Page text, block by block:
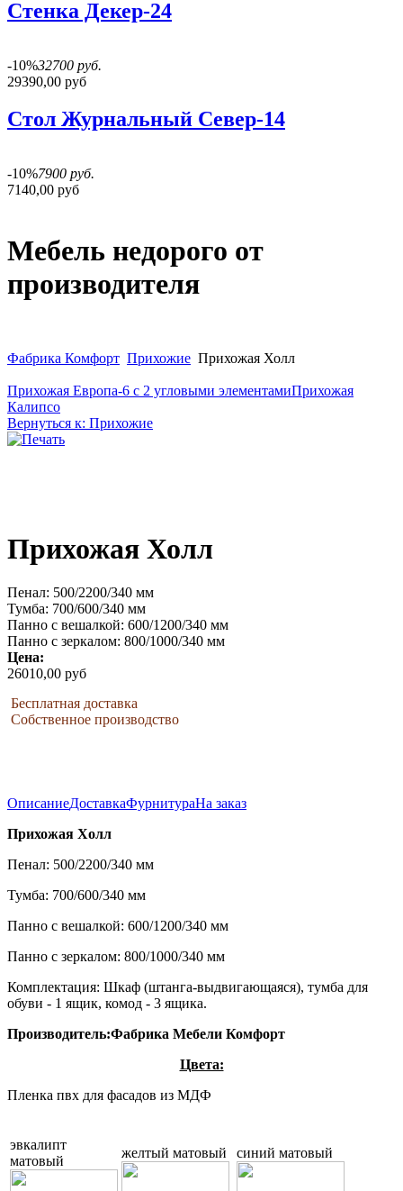
Стенка Декер-24
-10%32700 руб.
29390,00 руб
Стол Журнальный Север-14
-10%7900 руб.
7140,00 руб
Мебель недорого от
производителя
Фабрика Комфорт Прихожие Прихожая Холл
Прихожая Европа-6 с 2 угловыми элементамиПрихожая
Калипсо
Вернуться к: Прихожие
Прихожая Холл
Пенал: 500/2200/340 мм
Тумба: 700/600/340 мм
Панно с вешалкой: 600/1200/340 мм
Панно с зеркалом: 800/1000/340 мм
Цена:
26010,00 руб
Бесплатная доставка
Собственное производство
ОписаниеДоставкаФурнитураНа заказ
Прихожая Холл
Пенал: 500/2200/340 мм
Тумба: 700/600/340 мм
Панно с вешалкой: 600/1200/340 мм
Панно с зеркалом: 800/1000/340 мм
Комплектация: Шкаф (штанга-выдвигающаяся), тумба для
обуви - 1 ящик, комод - 3 ящика.
Производитель:Фабрика Мебели Комфорт
Цвета:
Пленка пвх для фасадов из МДФ
эвкалипт
матовый
желтый матовый синий матовый